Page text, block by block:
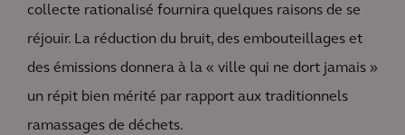
collecte rationalisé fournira quelques raisons de se
réjouir. La réduction du bruit, des embouteillages et
des émissions donnera à la « ville qui ne dort jamais »
un répit bien mérité par rapport aux traditionnels
ramassages de déchets.